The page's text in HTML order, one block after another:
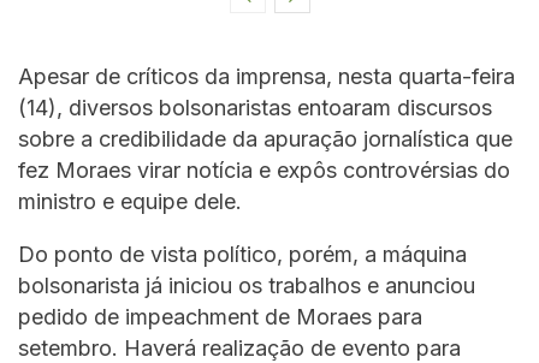
Apesar de críticos da imprensa, nesta quarta-feira
(14), diversos bolsonaristas entoaram discursos
sobre a credibilidade da apuração jornalística que
fez Moraes virar notícia e expôs controvérsias do
ministro e equipe dele.
Do ponto de vista político, porém, a máquina
bolsonarista já iniciou os trabalhos e anunciou
pedido de impeachment de Moraes para
setembro. Haverá realização de evento para